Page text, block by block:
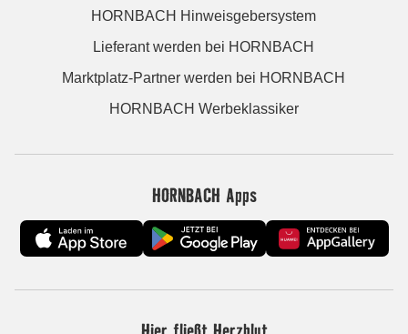
HORNBACH Hinweisgebersystem
Lieferant werden bei HORNBACH
Marktplatz-Partner werden bei HORNBACH
HORNBACH Werbeklassiker
HORNBACH Apps